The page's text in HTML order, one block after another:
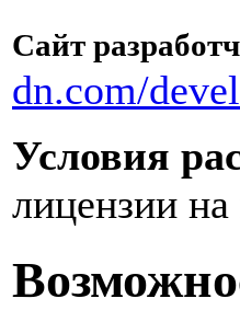
Сайт
dn.com/
Условия
лицензии